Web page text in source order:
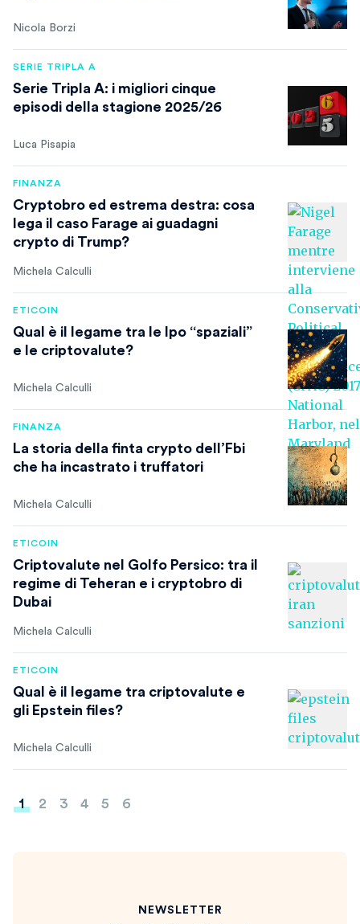
Nicola Borzi
SERIE TRIPLA A
Serie Tripla A: i migliori cinque
episodi della stagione 2025/26
Luca Pisapia
FINANZA
Cryptobro ed estrema destra: cosa
lega il caso Farage ai guadagni
crypto di Trump?
Michela Calculli
ETICOIN
Qual è il legame tra le Ipo “spaziali”
e le criptovalute?
Michela Calculli
FINANZA
La storia della finta crypto dell’Fbi
che ha incastrato i truffatori
Michela Calculli
ETICOIN
Criptovalute nel Golfo Persico: tra il
regime di Teheran e i cryptobro di
Dubai
Michela Calculli
ETICOIN
Qual è il legame tra criptovalute e
gli Epstein files?
Michela Calculli
Paginazione
1 2 3 4 5 6
NEWSLETTER